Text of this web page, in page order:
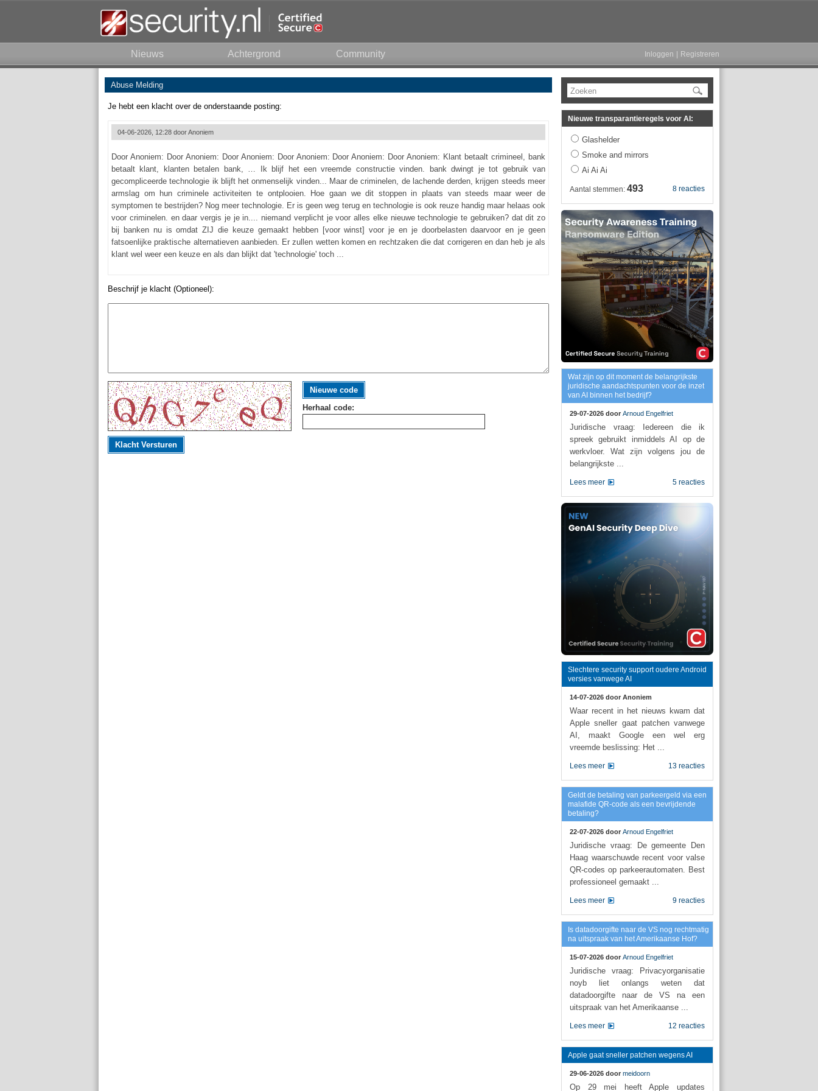
Nieuws Achtergrond Community Inloggen Registreren
Abuse Melding
Je hebt een klacht over de onderstaande posting:
04-06-2026, 12:28 doorAnoniem
Door Anoniem: Door Anoniem: Door Anoniem: Door Anoniem: Door Anoniem: Door Anoniem: Klant betaalt crimineel, bank
betaalt klant, klanten betalen bank, … Ik blijf het een vreemde constructie vinden. bank dwingt je tot gebruik van
gecompliceerde technologie ik blijft het onmenselijk vinden... Maar de criminelen, de lachende derden, krijgen steeds meer
armslag om hun criminele activiteiten te ontplooien. Hoe gaan we dit stoppen in plaats van steeds maar weer de
symptomen te bestrijden? Nog meer technologie. Er is geen weg terug en technologie is ook reuze handig maar helaas ook
voor criminelen. en daar vergis je je in.... niemand verplicht je voor alles elke nieuwe technologie te gebruiken? dat dit zo
bij banken nu is omdat ZIJ die keuze gemaakt hebben [voor winst] voor je en je doorbelasten daarvoor en je geen
fatsoenlijke praktische alternatieven aanbieden. Er zullen wetten komen en rechtzaken die dat corrigeren en dan heb je als
klant wel weer een keuze en als dan blijkt dat 'technologie' toch ...
Beschrijf je klacht (Optioneel):
Nieuwe code
Herhaal code:
Klacht Versturen
Zoeken
Nieuwe transparantieregels voor AI:
Glashelder
Smoke and mirrors
Ai Ai Ai
8 reacties
Aantal stemmen: 493
Wat zijn op dit moment de belangrijkste
juridische aandachtspunten voor de inzet
van AI binnen het bedrijf?
29-07-2026 door Arnoud Engelfriet
Juridische vraag: Iedereen die ik
spreek gebruikt inmiddels AI op de
werkvloer. Wat zijn volgens jou de
belangrijkste ...
5 reacties
Lees meer
Slechtere security support oudere Android
versies vanwege AI
14-07-2026 door Anoniem
Waar recent in het nieuws kwam dat
Apple sneller gaat patchen vanwege
AI, maakt Google een wel erg
vreemde beslissing: Het ...
13 reacties
Lees meer
Geldt de betaling van parkeergeld via een
malafide QR-code als een bevrijdende
betaling?
22-07-2026 door Arnoud Engelfriet
Juridische vraag: De gemeente Den
Haag waarschuwde recent voor valse
QR-codes op parkeerautomaten. Best
professioneel gemaakt ...
9 reacties
Lees meer
Is datadoorgifte naar de VS nog rechtmatig
na uitspraak van het Amerikaanse Hof?
15-07-2026 door Arnoud Engelfriet
Juridische vraag: Privacyorganisatie
noyb liet onlangs weten dat
datadoorgifte naar de VS na een
uitspraak van het Amerikaanse ...
12 reacties
Lees meer
Apple gaat sneller patchen wegens AI
29-06-2026 door meidoorn
Op 29 mei heeft Apple updates